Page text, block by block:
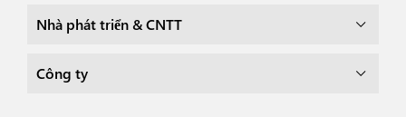
Nhà phát triển & CNTT
Công ty